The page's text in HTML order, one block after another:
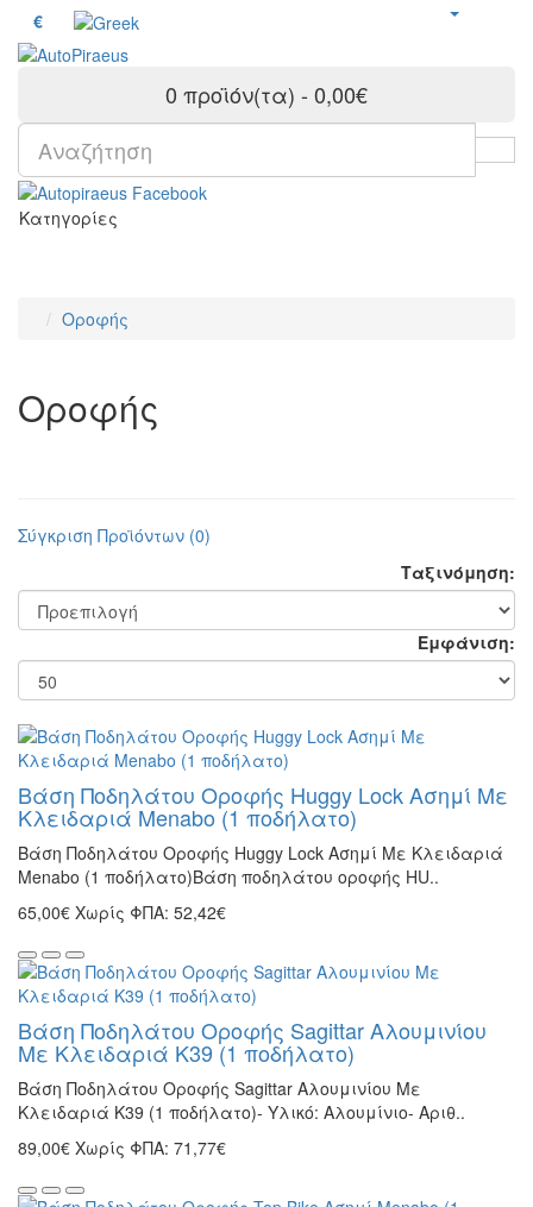
€
0 προϊόν(τα) - 0,00€
Κατηγορίες
Οροφής
Οροφής
Σύγκριση Προϊόντων (0)
Ταξινόμηση:
Εμφάνιση:
Βάση Ποδηλάτου Οροφής Huggy Lock Ασημί Με
Κλειδαριά Menabo (1 ποδήλατο)
Βάση Ποδηλάτου Οροφής Huggy Lock Ασημί Με Κλειδαριά
Menabo (1 ποδήλατο)Βάση ποδηλάτου οροφής HU..
65,00€ Χωρίς ΦΠΑ: 52,42€
Βάση Ποδηλάτου Οροφής Sagittar Αλουμινίου
Με Κλειδαριά K39 (1 ποδήλατο)
Βάση Ποδηλάτου Οροφής Sagittar Αλουμινίου Με
Κλειδαριά K39 (1 ποδήλατο)- Υλικό: Αλουμίνιο- Αριθ..
89,00€ Χωρίς ΦΠΑ: 71,77€